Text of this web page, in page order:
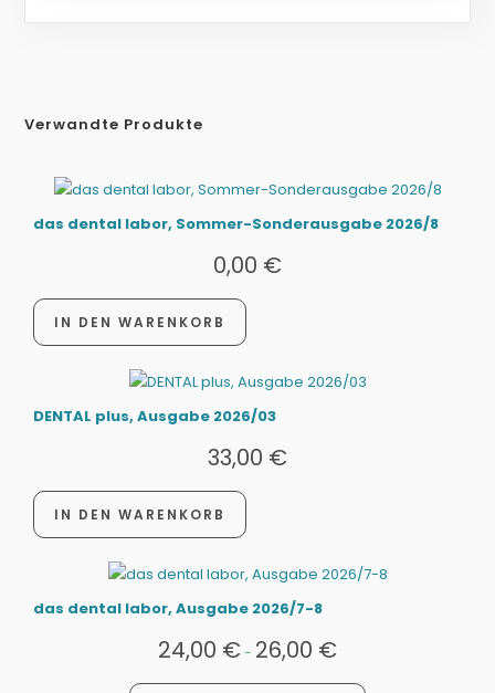
Verwandte Produkte
das dental labor, Sommer-Sonderausgabe 2026/8
0,00 €
IN DEN WARENKORB
DENTAL plus, Ausgabe 2026/03
33,00 €
IN DEN WARENKORB
das dental labor, Ausgabe 2026/7-8
24,00 €- 26,00 €